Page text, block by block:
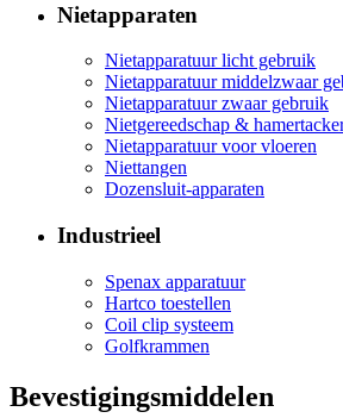
Nietapparaten
Nietapparatuur licht gebruik
Nietapparatuur middelzwaar
Nietapparatuur zwaar gebruik
Nietgereedschap &
Nietapparatuur voor vloeren
Niettangen
Dozensluit-apparaten
Industrieel
Spenax apparatuur
Hartco toestellen
Coil clip systeem
Golfkrammen
Bevestigingsmiddelen